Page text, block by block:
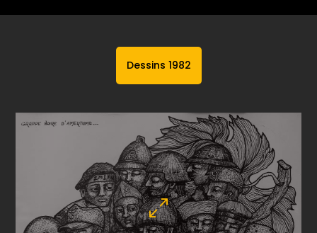
Dessins 1982